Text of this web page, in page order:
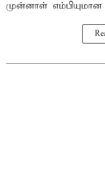
முன்னாள் எம்பியுமான